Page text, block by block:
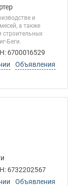
и
а также
строительных
Беги.
6700016529
Объявления
6732202567
Объявления